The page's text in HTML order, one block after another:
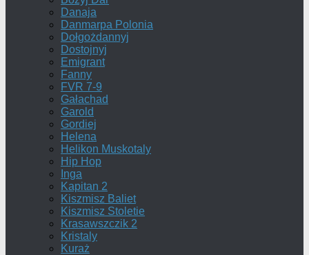
Danaja
Danmarpa Polonia
Dołgożdannyj
Dostojnyj
Emigrant
Fanny
FVR 7-9
Gałachad
Garold
Gordiej
Helena
Helikon Muskotaly
Hip Hop
Inga
Kapitan 2
Kiszmisz Baliet
Kiszmisz Stoletie
Krasawszczik 2
Kristaly
Kuraż